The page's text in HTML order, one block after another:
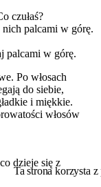
czułaś?
palcami w górę.
palcami w górę.
Po włosach
do siebie,
i miękkie.
włosów
dzieje się z
Ta strona korzysta